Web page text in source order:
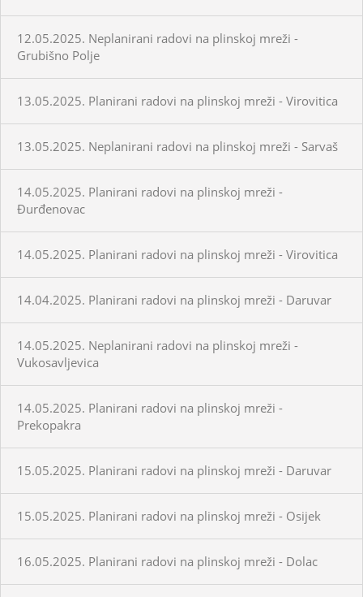
12.05.2025. Neplanirani radovi na plinskoj mreži -
Grubišno Polje
13.05.2025. Planirani radovi na plinskoj mreži - Virovitica
13.05.2025. Neplanirani radovi na plinskoj mreži - Sarvaš
14.05.2025. Planirani radovi na plinskoj mreži -
Đurđenovac
14.05.2025. Planirani radovi na plinskoj mreži - Virovitica
14.04.2025. Planirani radovi na plinskoj mreži - Daruvar
14.05.2025. Neplanirani radovi na plinskoj mreži -
Vukosavljevica
14.05.2025. Planirani radovi na plinskoj mreži -
Prekopakra
15.05.2025. Planirani radovi na plinskoj mreži - Daruvar
15.05.2025. Planirani radovi na plinskoj mreži - Osijek
16.05.2025. Planirani radovi na plinskoj mreži - Dolac